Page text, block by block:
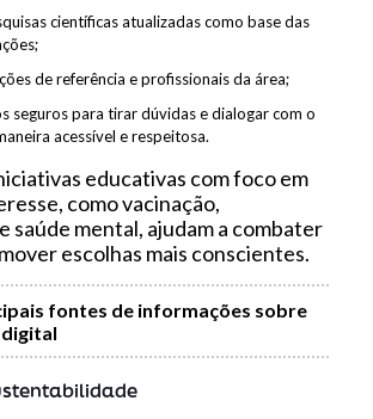
científicas atualizadas como base das
de referência e profissionais da área;
seguros para tirar dúvidas e dialogar com o
acessível e respeitosa.
educativas com foco em
como vacinação,
saúde mental, ajudam a combater
escolhas mais conscientes.
fontes de informações sobre
digital